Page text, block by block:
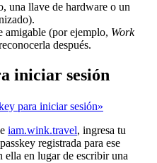
una llave de hardware o un
amigable (por ejemplo, Work
después.
iniciar sesión
para iniciar sesión»
iam.wink.travel, ingresa tu
registrada para ese
ella en lugar de escribir una